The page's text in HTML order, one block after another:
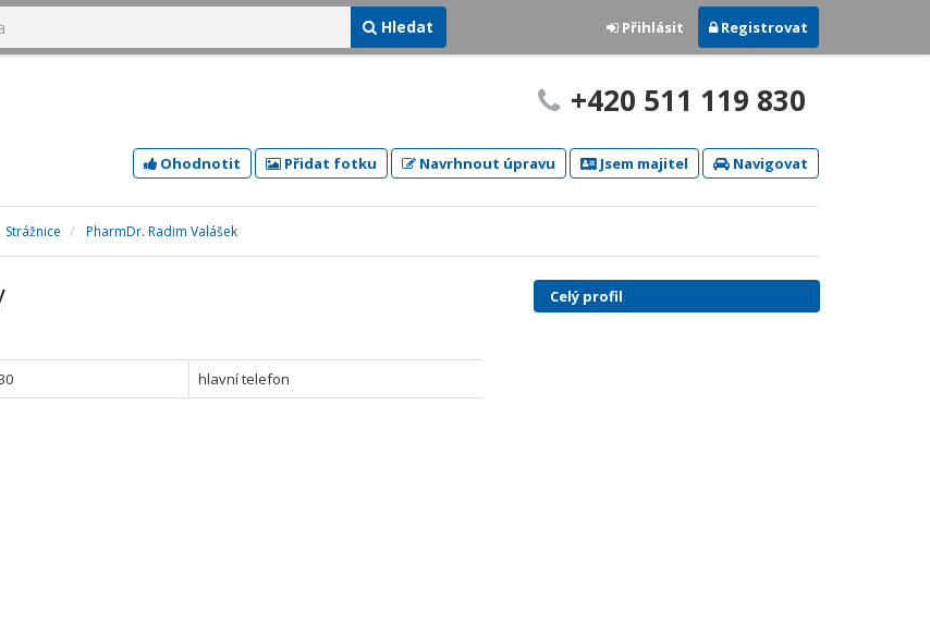
Hledat Přihlásit Registrovat
+420 511 119 830
Ohodnotit Přidat fotku Navrhnout úpravu Jsem majitel Navigovat
Strážnice PharmDr. Radim Valášek
hlavní telefon
Celý profil